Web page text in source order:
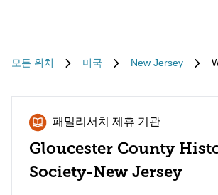
모든 위치 미국 New Jersey
패밀리서치 제휴 기관
Gloucester County
Society-New Jersey